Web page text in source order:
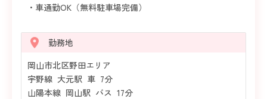
・車通勤OK（無料駐車場完備）
勤務地
岡山市北区野田エリア
宇野線 大元駅 車 7分
山陽本線 岡山駅 バス 17分